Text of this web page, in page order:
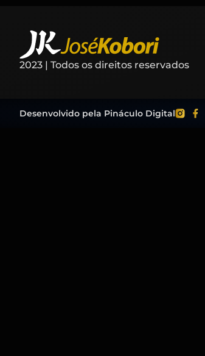
2023 | Todos os direitos reservados
Desenvolvido pela Pináculo Digital